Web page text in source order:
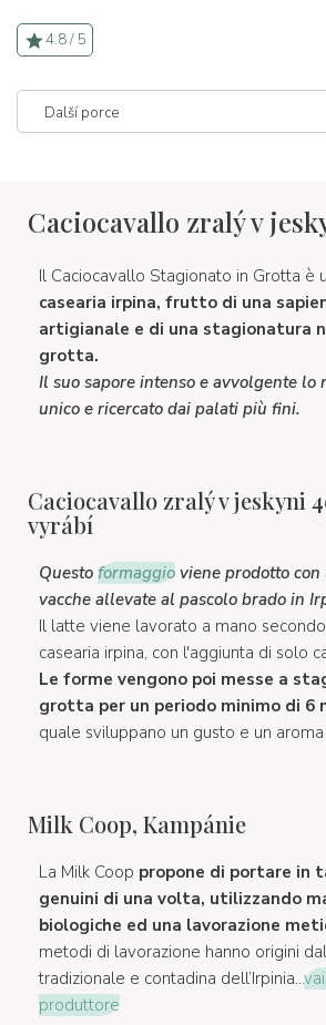
4.8 / 5
Caciocavallo zralý v
Il Caciocavallo Stagionato in Grotta è
casearia irpina, frutto di una
artigianale e di una stagionatura
grotta.
Il suo sapore intenso e avvolgente lo
unico e ricercato dai palati più fini.
Caciocavallo zralý v jeskyni
vyrábí
Questo formaggio viene prodotto
vacche allevate al pascolo brado in
Il latte viene lavorato a mano
casearia irpina, con l'aggiunta di solo
Le forme vengono poi messe a
grotta per un periodo minimo di 6
quale sviluppano un gusto e un
Milk Coop, Kampánie
La Milk Coop propone di portare in
genuini di una volta, utilizzando
biologiche ed una lavorazione
metodi di lavorazione hanno origini
tradizionale e contadina dell’Irpinia...
produttore